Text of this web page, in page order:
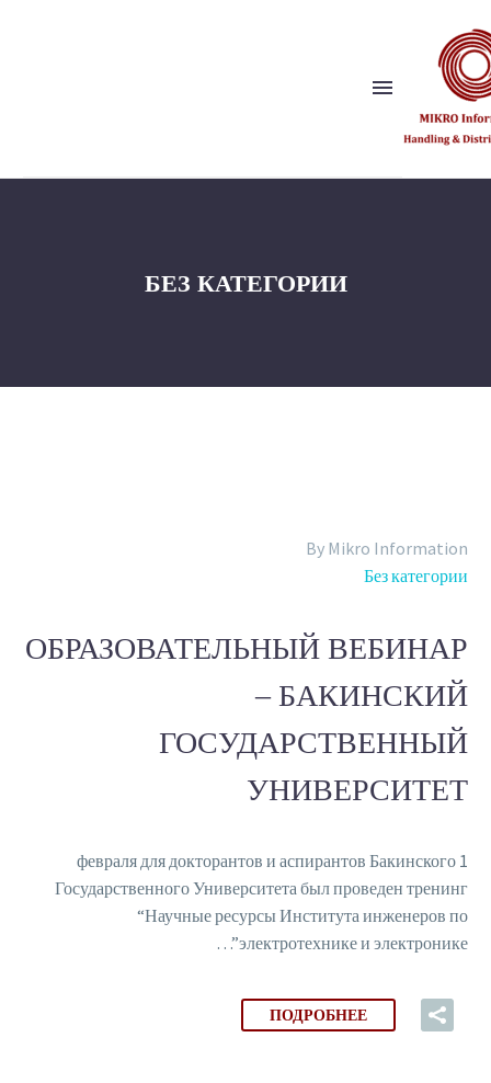
Наше видение и ценности
Back
English
العربية
БЕЗ КАТЕГОРИИ
By Mikro Information
Без категории
ОБРАЗОВАТЕЛЬНЫЙ ВЕБИНАР
– БАКИНСКИЙ
ГОСУДАРСТВЕННЫЙ
УНИВЕРСИТЕТ
1 февраля для докторантов и аспирантов Бакинского
Государственного Университета был проведен тренинг
“Научные ресурсы Института инженеров по
электротехнике и электронике”…
ПОДРОБНЕЕ